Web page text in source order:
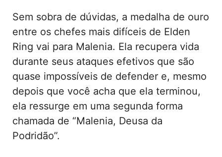
Sem sobra de dúvidas, a medalha de ouro
entre os chefes mais difíceis de Elden
Ring vai para Malenia. Ela recupera vida
durante seus ataques efetivos que são
quase impossíveis de defender e, mesmo
depois que você acha que ela terminou,
ela ressurge em uma segunda forma
chamada de “Malenia, Deusa da
Podridão”.